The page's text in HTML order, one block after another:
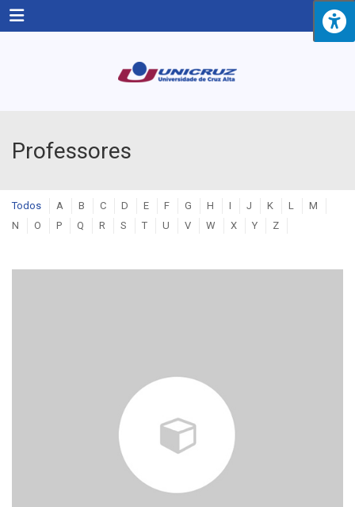
Menu
Professores
Todos A B C D E F G H I J K L
M
N
O P Q R S T U V W X Y Z